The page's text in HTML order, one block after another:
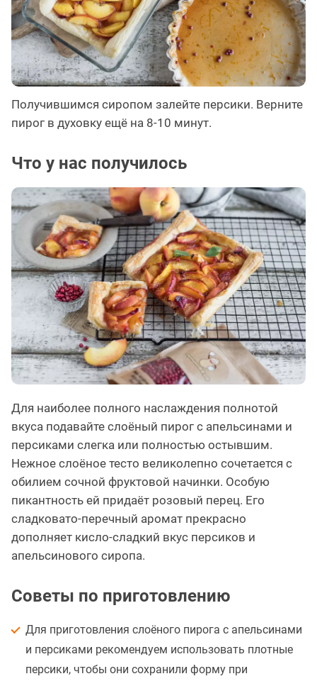
Получившимся сиропом залейте персики. Верните
пирог в духовку ещё на 8-10 минут.
Что у нас получилось
Для наиболее полного наслаждения полнотой
вкуса подавайте слоёный пирог с апельсинами и
персиками слегка или полностью остывшим.
Нежное слоёное тесто великолепно сочетается с
обилием сочной фруктовой начинки. Особую
пикантность ей придаёт розовый перец. Его
сладковато-перечный аромат прекрасно
дополняет кисло-сладкий вкус персиков и
апельсинового сиропа.
Советы по приготовлению
Для приготовления слоёного пирога с апельсинами
и персиками рекомендуем использовать плотные
персики, чтобы они сохранили форму при